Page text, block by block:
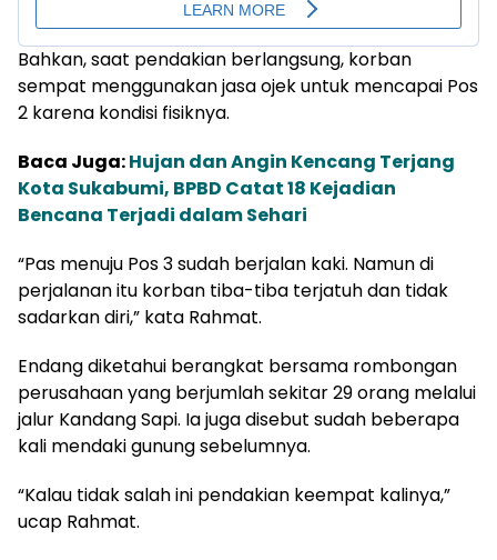
Bahkan, saat pendakian berlangsung, korban
sempat menggunakan jasa ojek untuk mencapai Pos
2 karena kondisi fisiknya.
Baca Juga:Hujan dan Angin Kencang Terjang
Kota Sukabumi, BPBD Catat 18 Kejadian
Bencana Terjadi dalam Sehari
“Pas menuju Pos 3 sudah berjalan kaki. Namun di
perjalanan itu korban tiba-tiba terjatuh dan tidak
sadarkan diri,” kata Rahmat.
Endang diketahui berangkat bersama rombongan
perusahaan yang berjumlah sekitar 29 orang melalui
jalur Kandang Sapi. Ia juga disebut sudah beberapa
kali mendaki gunung sebelumnya.
“Kalau tidak salah ini pendakian keempat kalinya,”
ucap Rahmat.